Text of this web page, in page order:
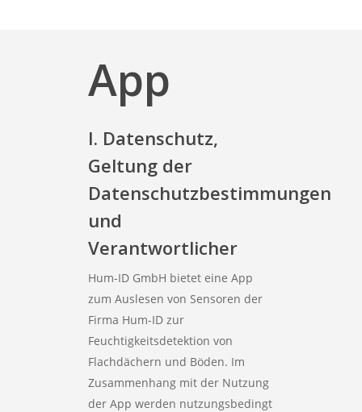
App
I. Datenschutz,
Geltung der
Datenschutzbestimmungen
und
Verantwortlicher
Hum-ID GmbH bietet eine App
zum Auslesen von Sensoren der
Firma Hum-ID zur
Feuchtigkeitsdetektion von
Flachdächern und Böden. Im
Zusammenhang mit der Nutzung
der App werden nutzungsbedingt